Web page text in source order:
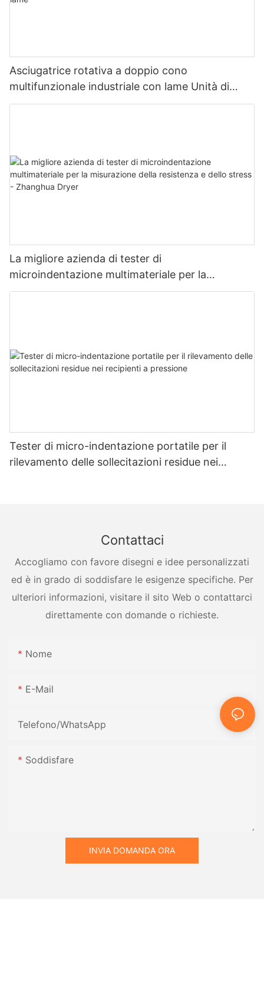
Asciugatrice rotativa a doppio cono
multifunzionale industriale con lame Unità di
asciugatura multifunzionale con lame
La migliore azienda di tester di
microindentazione multimateriale per la
misurazione della resistenza e dello stress -
Tester di micro-indentazione portatile per il
rilevamento delle sollecitazioni residue nei
Contattaci
Accogliamo con favore disegni e idee personalizzati
ed è in grado di soddisfare le esigenze specifiche. Per
ulteriori informazioni, visitare il sito Web o contattarci
direttamente con domande o richieste.
Nome
E-Mail
Telefono/WhatsApp
Soddisfare
INVIA DOMANDA ORA